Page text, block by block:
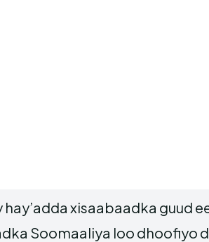
xisaabaadka guud
Soomaaliya loo dhoofiyo